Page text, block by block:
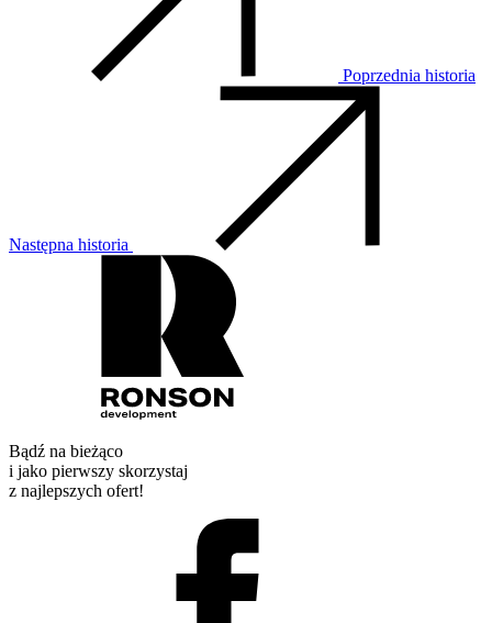
Poprzednia historia
Następna historia
Bądź na bieżąco
i jako pierwszy skorzystaj
z najlepszych ofert!